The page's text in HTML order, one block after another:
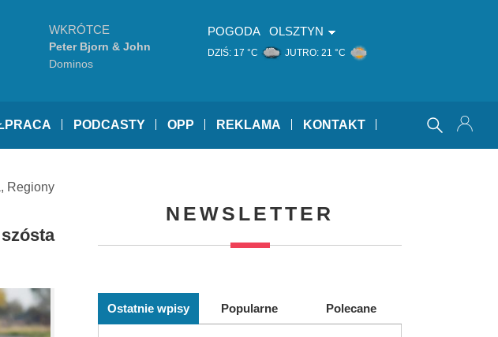
WKRÓTCE
Peter Bjorn & John
Dominos
POGODA OLSZTYN
DZIŚ: 17 °C JUTRO: 21 °C
PODCASTY OPP REKLAMA KONTAKT
, Regiony
NEWSLETTER
Ostatnie wpisy Popularne Polecane